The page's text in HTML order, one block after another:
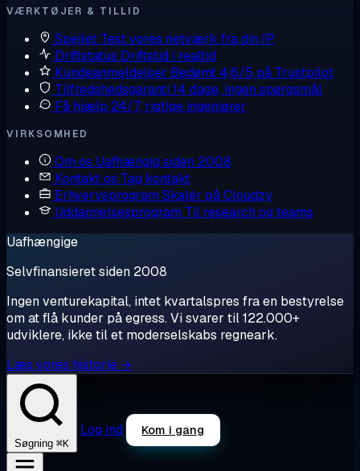
VÆRKTØJER & TILLID
Spejlet Test vores netværk fra din IP
Driftstatus Driftstid i realtid
Kundeanmeldelser Bedømt 4,6/5 på Trustpilot
Tilfredshedsgaranti 14 dage, ingen spørgsmål
Få hjælp 24/7, rigtige ingeniører
VIRKSOMHED
Om os Uafhængig siden 2008
Kontakt os Tag kontakt
Erhvervsprogram Skalér på Cloudzy
Uddannelsesprogram Til research og teams
Uafhængige
Selvfinansieret siden 2008
Ingen venturekapital, intet kvartalspres fra en bestyrelse
om at flå kunder på egress. Vi svarer til 122.000+
udviklere, ikke til et moderselskabs regneark.
Læs vores historie →
Søgning ⌘K
Log ind Kom i gang